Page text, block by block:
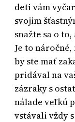
deti vám
svojim
snažte sa o
Je to
by ste mať
pridával na
zázraky s
nálade veľkú
vstávali vždy